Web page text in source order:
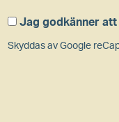
Jag godkänner
Skyddas av Google